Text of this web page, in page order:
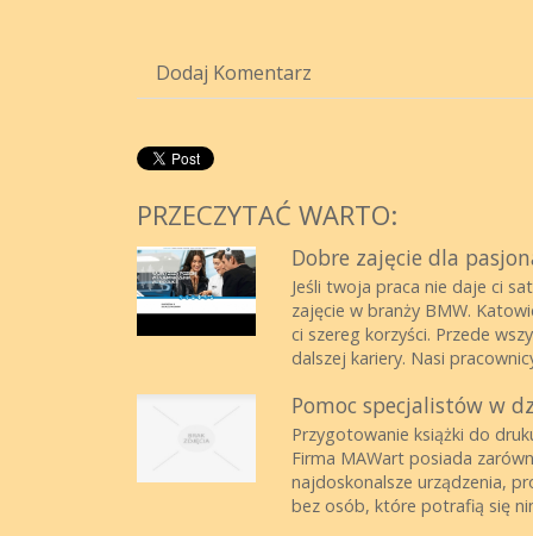
Dodaj Komentarz
PRZECZYTAĆ WARTO:
Dobre zajęcie dla
Jeśli twoja praca nie daje ci
zajęcie w branży BMW.
ci szereg korzyści. Przede
dalszej kariery. Nasi
Pomoc specjalistów w
Przygotowanie książki do
Firma MAWart posiada
najdoskonalsze urządzenia,
bez osób, które potrafią się